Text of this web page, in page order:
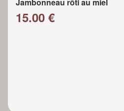
15.00 €